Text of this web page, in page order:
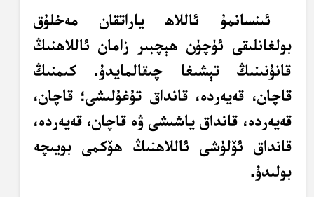
ئىنسانمۇ ئاللاھ ياراتقان مەخلۇق
بولغانلىقى ئۈچۈن ھېچبىر زامان ئاللاھنىڭ
قانۇنىنىڭ تېشىغا چىقالمايدۇ. كىمنىڭ
قاچان، قەيەردە، قانداق تۇغۇلىشى؛ قاچان،
قەيەردە، قانداق ياشىشى ۋە قاچان، قەيەردە،
قانداق ئۆلۈشى ئاللاھنىڭ ھۆكمى بويىچە
بولىدۇ.